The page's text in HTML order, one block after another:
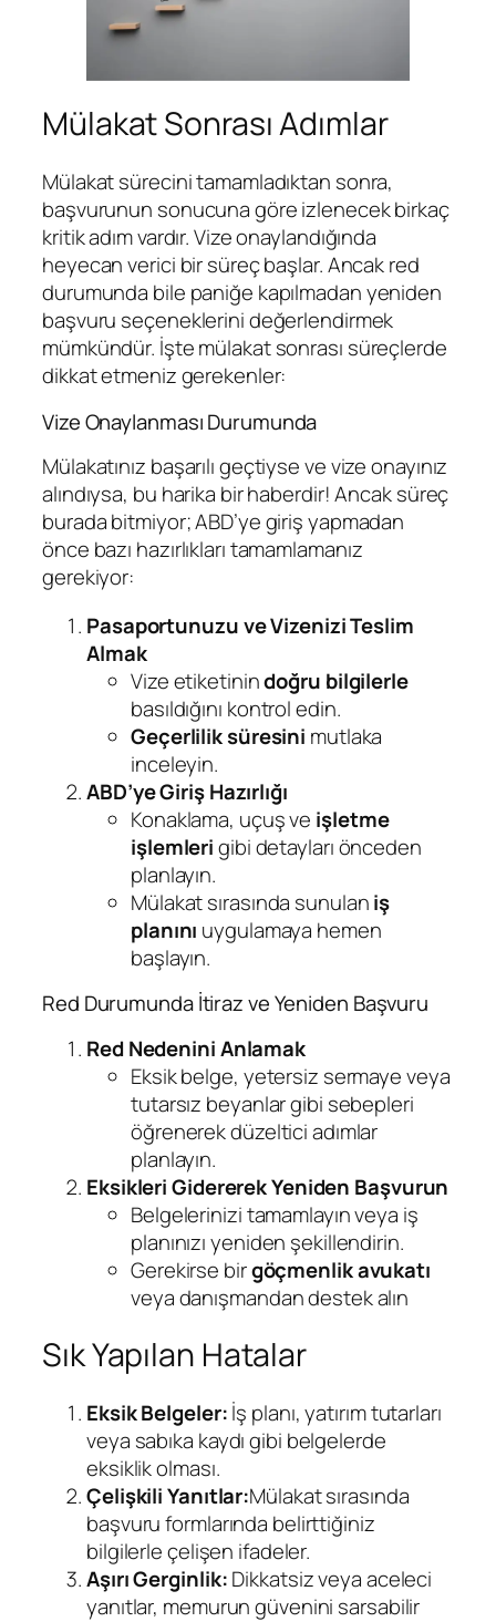
Mülakat Sonrası Adımlar
Mülakat sürecini tamamladıktan sonra,
başvurunun sonucuna göre izlenecek birkaç
kritik adım vardır. Vize onaylandığında
heyecan verici bir süreç başlar. Ancak red
durumunda bile paniğe kapılmadan yeniden
başvuru seçeneklerini değerlendirmek
mümkündür. İşte mülakat sonrası süreçlerde
dikkat etmeniz gerekenler:
Vize Onaylanması Durumunda
Mülakatınız başarılı geçtiyse ve vize onayınız
alındıysa, bu harika bir haberdir! Ancak süreç
burada bitmiyor; ABD’ye giriş yapmadan
önce bazı hazırlıkları tamamlamanız
gerekiyor:
Pasaportunuzu ve Vizenizi Teslim
Almak
Vize etiketinindoğru bilgilerle
basıldığını kontrol edin.
Geçerlilik süresini mutlaka
inceleyin.
ABD’ye Giriş Hazırlığı
Konaklama, uçuş ve işletme
işlemlerigibi detayları önceden
planlayın.
Mülakat sırasında sunulaniş
planını uygulamaya hemen
başlayın.
Red Durumunda İtiraz ve Yeniden Başvuru
Red Nedenini Anlamak
Eksik belge, yetersiz sermaye veya
tutarsız beyanlar gibi sebepleri
öğrenerek düzeltici adımlar
planlayın.
Eksikleri Gidererek Yeniden Başvurun
Belgelerinizi tamamlayın veya iş
planınızı yeniden şekillendirin.
Gerekirse birgöçmenlik avukatı
veya danışmandan destek alın
Sık Yapılan Hatalar
Eksik Belgeler:İş planı, yatırım tutarları
veya sabıka kaydı gibi belgelerde
eksiklik olması.
Çelişkili Yanıtlar:Mülakat sırasında
başvuru formlarında belirttiğiniz
bilgilerle çelişen ifadeler.
Aşırı Gerginlik:Dikkatsiz veya aceleci
yanıtlar, memurun güvenini sarsabilir